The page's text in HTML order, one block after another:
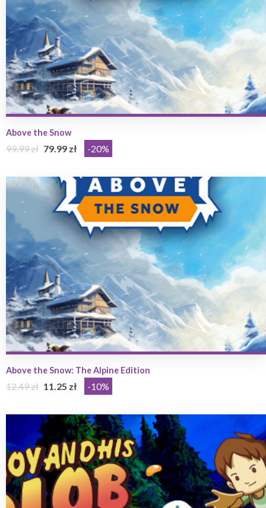
Above the Snow
99.99 zł 79.99 zł -20%
Above the Snow: The Alpine Edition
12.49 zł 11.25 zł -10%